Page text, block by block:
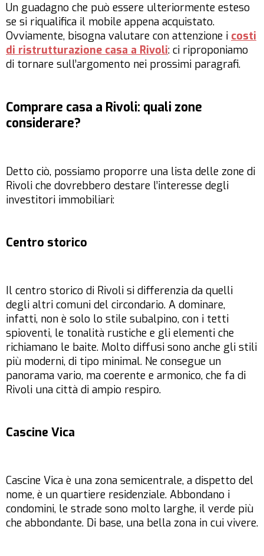
Un guadagno che può essere ulteriormente esteso
se si riqualifica il mobile appena acquistato.
Ovviamente, bisogna valutare con attenzione i costi
di ristrutturazione casa a Rivoli: ci riproponiamo
di tornare sull’argomento nei prossimi paragrafi.
Comprare casa a Rivoli: quali zone
considerare?
Detto ciò, possiamo proporre una lista delle zone di
Rivoli che dovrebbero destare l’interesse degli
investitori immobiliari:
Centro storico
Il centro storico di Rivoli si differenzia da quelli
degli altri comuni del circondario. A dominare,
infatti, non è solo lo stile subalpino, con i tetti
spioventi, le tonalità rustiche e gli elementi che
richiamano le baite. Molto diffusi sono anche gli stili
più moderni, di tipo minimal. Ne consegue un
panorama vario, ma coerente e armonico, che fa di
Rivoli una città di ampio respiro.
Cascine Vica
Cascine Vica è una zona semicentrale, a dispetto del
nome, è un quartiere residenziale. Abbondano i
condomini, le strade sono molto larghe, il verde più
che abbondante. Di base, una bella zona in cui vivere.